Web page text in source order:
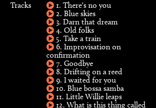
Tracks
1. There's no you
2. Blue skies
3. Darn that dream
4. Old folks
5. Take a train
6. Improvisation on
confirmation
7. Goodbye
8. Drifting on a reed
9. I waited for you
10. Blue bossa samba
11. Little Willie leaps
12. What is this thing called